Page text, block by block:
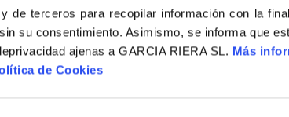
de terceros para recopilar información con la
su consentimiento. Asimismo, se informa que
ajenas a GARCIA RIERA SL. Más
de Cookies